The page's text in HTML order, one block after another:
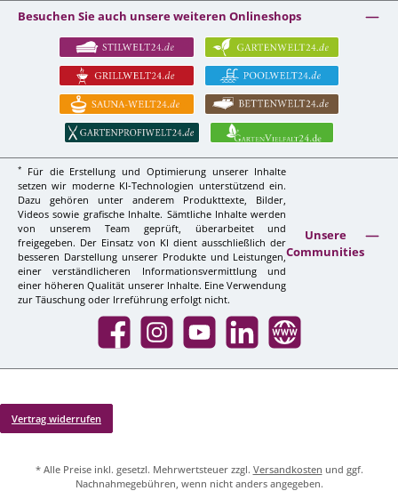
Besuchen Sie auch unsere weiteren Onlineshops
*
Für die Erstellung und Optimierung unserer Inhalte
setzen wir moderne KI-Technologien unterstützend ein.
Dazu gehören unter anderem Produkttexte, Bilder,
Videos sowie grafische Inhalte. Sämtliche Inhalte werden
von unserem Team geprüft, überarbeitet und
freigegeben. Der Einsatz von KI dient ausschließlich der
besseren Darstellung unserer Produkte und Leistungen,
einer verständlicheren Informationsvermittlung und
einer höheren Qualität unserer Inhalte. Eine Verwendung
zur Täuschung oder Irreführung erfolgt nicht.
Unsere
Communities
Facebook InstagramYouTube LinkedIn Website
Vertrag widerrufen
* Alle Preise inkl. gesetzl. Mehrwertsteuer zzgl. Versandkosten und ggf.
Nachnahmegebühren, wenn nicht anders angegeben.